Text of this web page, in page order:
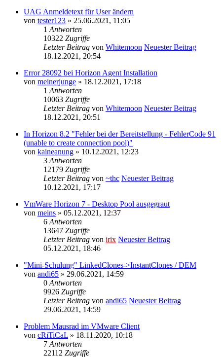
UAG Anmeldetext für User ändern
von tester123 » 25.06.2021, 11:05
1 Antworten
10322 Zugriffe
Letzter Beitrag von Whitemoon Neuester Beitrag
18.12.2021, 20:54
Error 28092 bei Horizon Agent Installation
von meinerjunge » 18.12.2021, 17:18
1 Antworten
10063 Zugriffe
Letzter Beitrag von Whitemoon Neuester Beitrag
18.12.2021, 20:51
In Horizon 8.2 "Fehler bei der Bereitstellung - FehlerCode 91
(unable to create connection pool)"
von kaineanung » 10.12.2021, 12:23
3 Antworten
12179 Zugriffe
Letzter Beitrag von ~thc Neuester Beitrag
10.12.2021, 17:17
VmWare Horizon 7 - Desktop Pool ausgegraut
von meins » 05.12.2021, 12:37
6 Antworten
13647 Zugriffe
Letzter Beitrag von irix Neuester Beitrag
05.12.2021, 18:46
"Mini-Schulung" LinkedClones->InstantClones / DEM
von andi65 » 29.06.2021, 14:59
0 Antworten
9926 Zugriffe
Letzter Beitrag von andi65 Neuester Beitrag
29.06.2021, 14:59
Problem Mausrad im VMware Client
von cRiTiCaL » 18.11.2020, 10:18
7 Antworten
22112 Zugriffe